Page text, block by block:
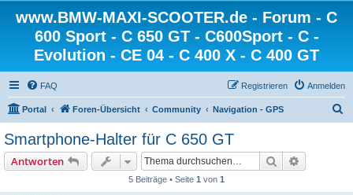
www.BMW-MAXI-SCOOTER.de - Forum - C
600 Sport - C 650 GT - C600Sport - C -
Evolution - CE 04 - C 400 X - C 400 GT
FAQ Anmelden
Registrieren
Portal Foren-Übersicht Community Navigation - GPS
Smartphone-Halter für C 650 GT
Antworten Suche
5 Beiträge • Seite 1 von 1